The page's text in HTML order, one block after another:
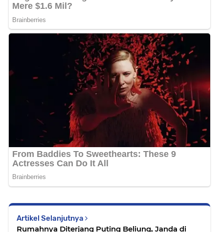
Artikel Selanjutnya
Rumahnya Diterjang Puting Beliung, Janda di